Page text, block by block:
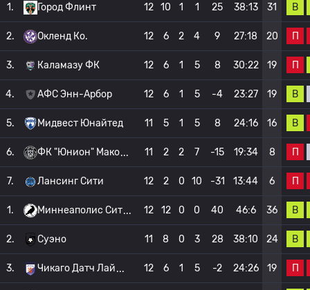
1. Город Флинт 12 10 1 1 25 38:13 31 В
2. Окленд Ко. 12 6 2 4 9 27:18 20 П
3. Каламазу ФК 12 6 1 5 8 30:22 19 П
4. АФС Энн-Арбор 12 6 1 5 -4 23:27 19 В
5. Мидвест Юнайтед 11 5 1 5 8 24:16 16 В
6. ФК "Юнион" Мако 11 2 2 7 -15 19:34 8 П
7. Лансинг Сити 12 2 0 10 -31 13:44 6 П
1. Миннеаполис Сит 12 12 0 0 40 46:6 36 В
2. Суэно 11 8 0 3 28 38:10 24 В
3. Чикаго Датч Лай 12 6 1 5 -2 24:26 19 П